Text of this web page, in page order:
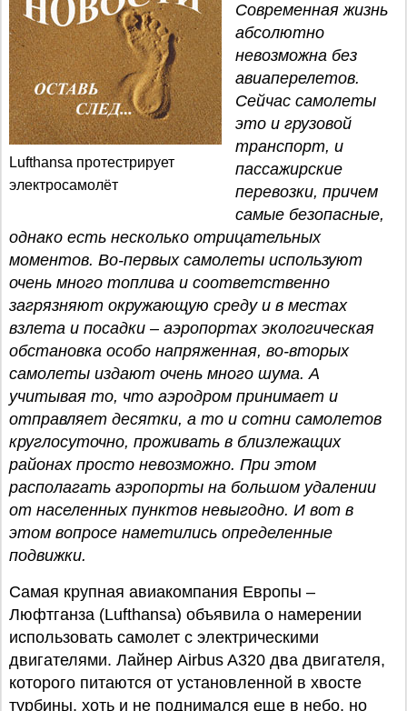
Lufthansa протестрирует
электросамолёт
Современная жизнь
абсолютно
невозможна без
авиаперелетов.
Сейчас самолеты
это и грузовой
транспорт, и
пассажирские
перевозки, причем
самые безопасные,
однако есть несколько отрицательных
моментов. Во-первых самолеты используют
очень много топлива и соответственно
загрязняют окружающую среду и в местах
взлета и посадки – аэропортах экологическая
обстановка особо напряженная, во-вторых
самолеты издают очень много шума. А
учитывая то, что аэродром принимает и
отправляет десятки, а то и сотни самолетов
круглосуточно, проживать в близлежащих
районах просто невозможно. При этом
располагать аэропорты на большом удалении
от населенных пунктов невыгодно. И вот в
этом вопросе наметились определенные
подвижки.
Самая крупная авиакомпания Европы –
Люфтганза (Lufthansa) объявила о намерении
использовать самолет с электрическими
двигателями. Лайнер Airbus A320 два двигателя,
которого питаются от установленной в хвосте
турбины, хоть и не поднимался еще в небо, но